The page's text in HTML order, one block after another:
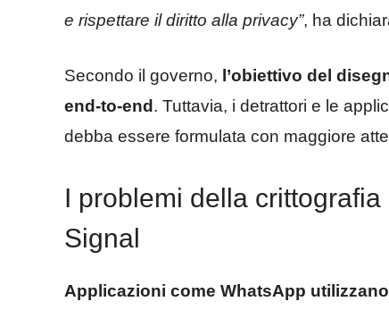
e rispettare il diritto alla privacy”, ha
Secondo il governo, l’obiettivo del
end-to-end . Tuttavia, i detrattori e le
debba essere formulata con maggiore
I problemi della
Signal
Applicazioni come WhatsApp